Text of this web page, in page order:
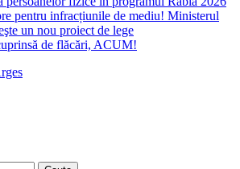
pentru infracțiunile de mediu! Ministerul
un nou proiect de lege
de flăcări, ACUM!